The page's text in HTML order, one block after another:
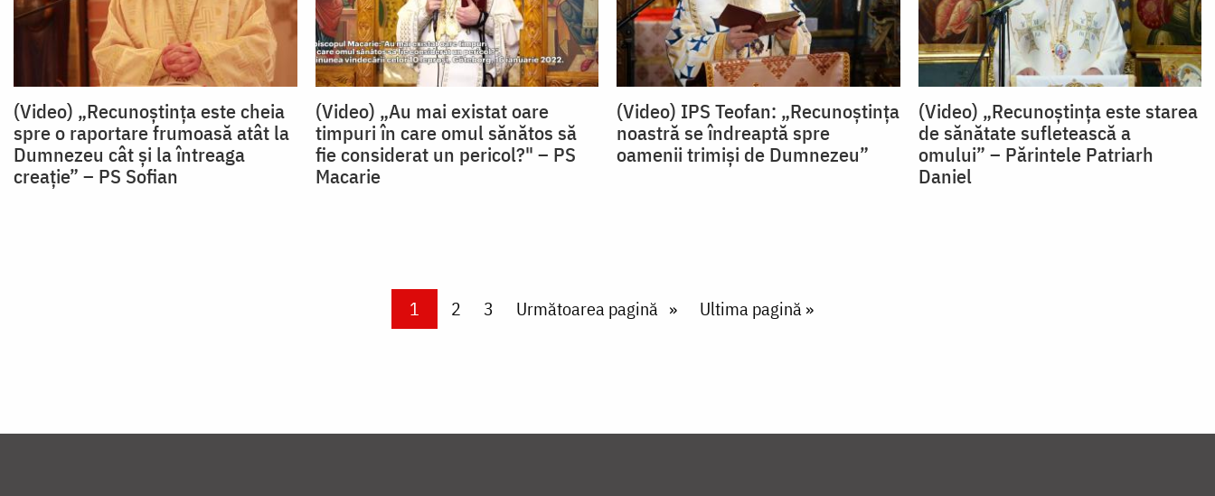
(Video) „Recunoștința este cheia
spre o raportare frumoasă atât la
Dumnezeu cât și la întreaga
creație” – PS Sofian
(Video) „Au mai existat oare
timpuri în care omul sănătos să
fie considerat un pericol?" – PS
Macarie
(Video) IPS Teofan: „Recunoștința
noastră se îndreaptă spre
oamenii trimiși de Dumnezeu”
(Video) „Recunoștința este starea
de sănătate sufletească a
omului” – Părintele Patriarh
Daniel
Current page
1 Page
2 Page
3 Next page
Următoarea pagină Last page
Ultima pagină »